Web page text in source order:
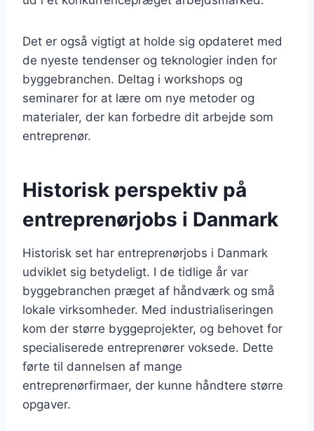
Det er også vigtigt at holde sig opdateret med
de nyeste tendenser og teknologier inden for
byggebranchen. Deltag i workshops og
seminarer for at lære om nye metoder og
materialer, der kan forbedre dit arbejde som
entreprenør.
Historisk perspektiv på
entreprenørjobs i Danmark
Historisk set har entreprenørjobs i Danmark
udviklet sig betydeligt. I de tidlige år var
byggebranchen præget af håndværk og små
lokale virksomheder. Med industrialiseringen
kom der større byggeprojekter, og behovet for
specialiserede entreprenører voksede. Dette
førte til dannelsen af mange
entreprenørfirmaer, der kunne håndtere større
opgaver.